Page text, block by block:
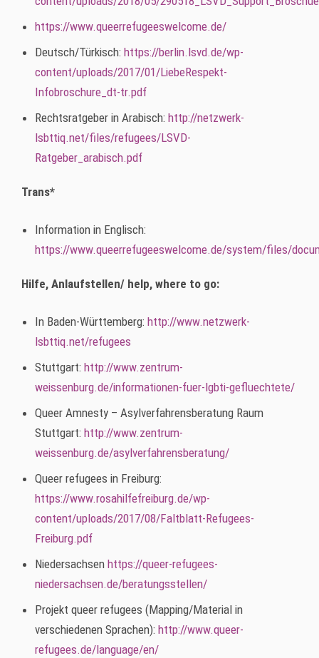
https://www.queerrefugeeswelcome.de/
Deutsch/Türkisch: https://berlin.lsvd.de/wp-
content/uploads/2017/01/LiebeRespekt-
Infobroschure_dt-tr.pdf
Rechtsratgeber in Arabisch: http://netzwerk-
lsbttiq.net/files/refugees/LSVD-
Ratgeber_arabisch.pdf
Trans*
Information in Englisch:
https://www.queerrefugeeswelcome.de/system/files/
Hilfe, Anlaufstellen/ help, where to go:
In Baden-Württemberg: http://www.netzwerk-
lsbttiq.net/refugees
Stuttgart: http://www.zentrum-
weissenburg.de/informationen-fuer-lgbti-gefluechtete/
Queer Amnesty – Asylverfahrensberatung Raum
Stuttgart: http://www.zentrum-
weissenburg.de/asylverfahrensberatung/
Queer refugees in Freiburg:
https://www.rosahilfefreiburg.de/wp-
content/uploads/2017/08/Faltblatt-Refugees-
Freiburg.pdf
Niedersachsen https://queer-refugees-
niedersachsen.de/beratungsstellen/
Projekt queer refugees (Mapping/Material in
verschiedenen Sprachen): http://www.queer-
refugees.de/language/en/